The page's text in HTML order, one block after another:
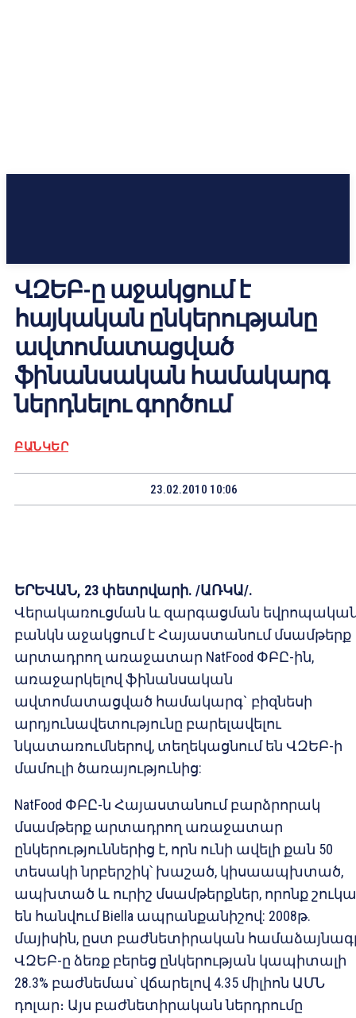
ՎԶԵԲ-ը աջակցում է
հայկական ընկերությանը
ավտոմատացված
ֆինանսական համակարգ
ներդնելու գործում
ԲԱՆԿԵՐ
23.02.2010 10:06
ԵՐԵՎԱՆ, 23 փետրվարի. /ԱՌԿԱ/.
Վերակառուցման և զարգացման
բանկն աջակցում է Հայաստանում մսամթերք
արտադրող առաջատար NatFood ՓԲԸ-ին,
առաջարկելով ֆ‎ինանսական
ավտոմատացված համակարգ` բիզնեսի
արդյունավետությունը բարելավելու
նկատառումներով, տեղեկացնում են ՎԶԵԲ-ի
մամուլի ծառայությունից:
NatFood ՓԲԸ-ն Հայաստանում բարձրորակ
մսամթերք արտադրող առաջատար
ընկերություններից է, որն ունի ավելի քան 50
տեսակի նրբերշիկ՝ խաշած, կիսաապխտած,
ապխտած և ուրիշ մսամթերքներ, որոնք շուկա
են հանվում Biella ապրանքանիշով: 2008թ.
մայիսին, ըստ բաժնետիրական
ՎԶԵԲ-ը ձեռք բերեց ընկերության կապիտալի
28.3% բաժնեմաս՝ վճարելով 4.35 միլիոն ԱՄՆ
դոլար։ Այս բաժնետիրական ներդրումը